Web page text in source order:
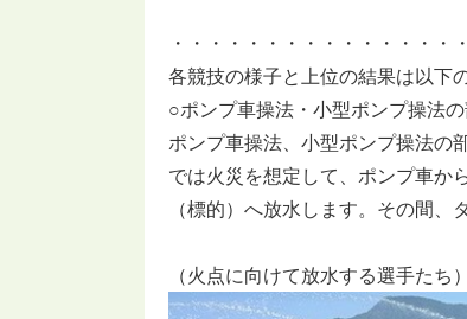
・・・・・・・・・・・・・・・
各競技の様子と上位の結果は以下
○ポンプ車操法・小型ポンプ操法
ポンプ車操法、小型ポンプ操法の
では火災を想定して、ポンプ車か
（標的）へ放水します。その間、
（火点に向けて放水する選手たち）